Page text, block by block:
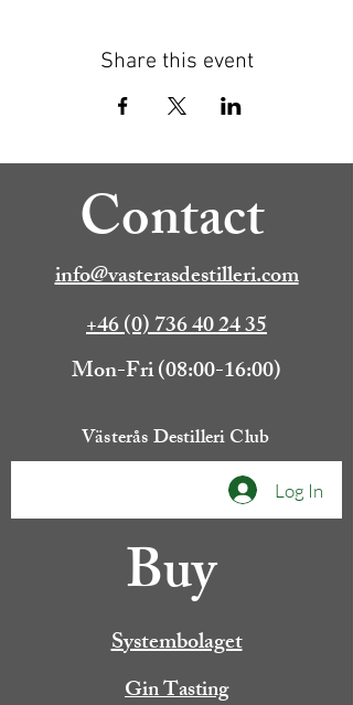
Share this event
Contact
info@vasterasdestilleri.com
+46 (0) 736 40 24 35
Mon-Fri (08:00-16:00)
Västerås Destilleri Club
Log In
Buy
Systembolaget
Gin Tasting